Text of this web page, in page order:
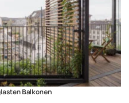
Balkonen